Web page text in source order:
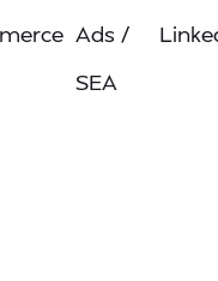
Ads /
SEA